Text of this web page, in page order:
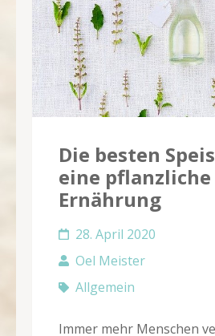
Die besten
eine pflanzliche
Ernährung
28. April 2020
Oel Meister
Allgemein
Immer mehr Menschen